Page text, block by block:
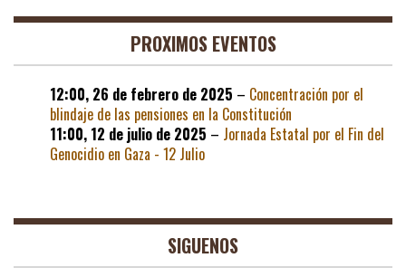
PROXIMOS EVENTOS
12:00, 26 de febrero de 2025 – Concentración por el
blindaje de las pensiones en la Constitución
11:00, 12 de julio de 2025 – Jornada Estatal por el Fin del
Genocidio en Gaza - 12 Julio
SIGUENOS